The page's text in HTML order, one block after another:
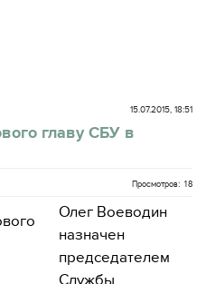
15.07.2015, 18:51
главу СБУ в
Просмотров: 18
Олег Воеводин
назначен
председателем
Службы